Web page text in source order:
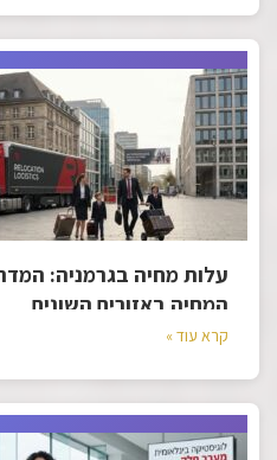
עלות מחיה בגרמניה:
המחיה באזורים השונים
קרא עוד »